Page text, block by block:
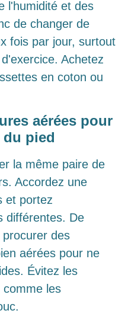
l'humidité et des
de changer de
fois par jour, surtout
Achetez
en coton ou
aérées pour
du pied
la même paire de
Accordez une
et portez
différentes. De
des
aérées pour ne
Évitez les
comme les